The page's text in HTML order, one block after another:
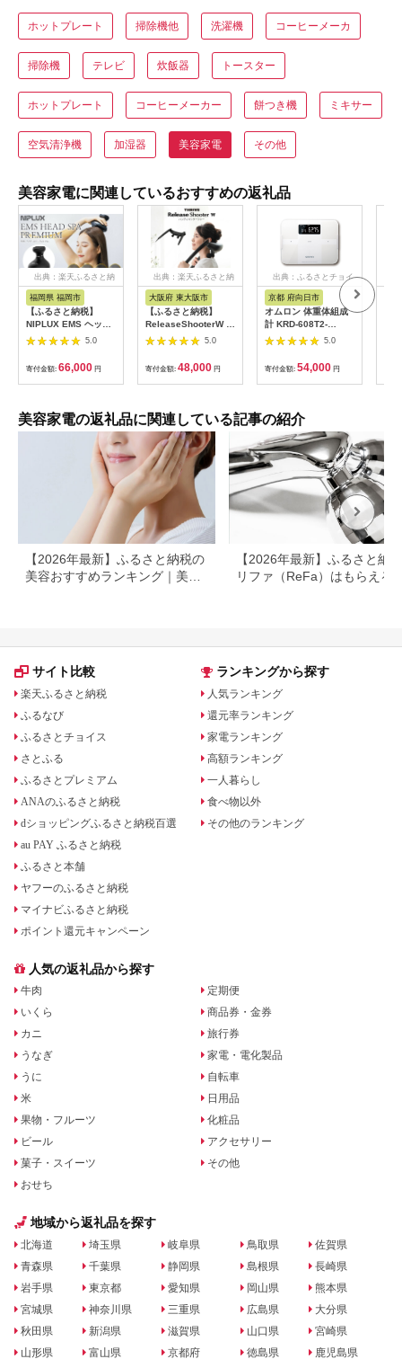
ホットプレート 掃除機他 洗濯機 コーヒーメーカ
掃除機 テレビ 炊飯器 トースター
ホットプレート コーヒーメーカー 餅つき機 ミキサー
空気清浄機 加湿器 美容家電 その他
美容家電に関連しているおすすめの返礼品
出典：楽天ふるさと納
福岡県 福岡市
【ふるさと納税】
NIPLUX EMS ヘッ
ド・フェイシャルケア
PREMIUM NP-
EHSP23BK アタッチ
メント付 頭皮ケア 頭
スパ 美顔器 マッサー
ジ ボディケア リフト
ケア フェイスケア ス
カルプ ボディ 全身 防
水 美容 美容家電 福岡
5.0
寄付金額: 66,000 円
出典：楽天ふるさと納
大阪府 東大阪市
【ふるさと納税】
ReleaseShooterW ハ
ンディマッサージャー
MD-8020 - ダブルヘ
ッドで首、肩、腰をし
っかりマッサージ！簡
単操作と安全機能付き
ー 送料無料
5.0
寄付金額: 48,000 円
出典：ふるさとチョイ
京都 府向日市
オムロン 体重体組成
計 KRD-608T2-
W[№5223-0165]
5.0
寄付金額: 54,000 円
美容家電の返礼品に関連している記事の紹介
【2026年最新】ふるさと納税の
美容おすすめランキング｜美容
【2026年最新】ふるさと納
リファ（ReFa）はもらえる
サイト比較
楽天ふるさと納税
ふるなび
ふるさとチョイス
さとふる
ふるさとプレミアム
ANAのふるさと納税
dショッピングふるさと納税百選
au PAY ふるさと納税
ふるさと本舗
ヤフーのふるさと納税
マイナビふるさと納税
ポイント還元キャンペーン
ランキングから探す
人気ランキング
還元率ランキング
家電ランキング
高額ランキング
一人暮らし
食べ物以外
その他のランキング
人気の返礼品から探す
牛肉
いくら
カニ
うなぎ
うに
米
果物・フルーツ
ビール
菓子・スイーツ
おせち
定期便
商品券・金券
旅行券
家電・電化製品
自転車
日用品
化粧品
アクセサリー
その他
地域から返礼品を探す
北海道
青森県
岩手県
宮城県
秋田県
山形県
埼玉県
千葉県
東京都
神奈川県
新潟県
富山県
岐阜県
静岡県
愛知県
三重県
滋賀県
京都府
鳥取県
島根県
岡山県
広島県
山口県
徳島県
佐賀県
長崎県
熊本県
大分県
宮崎県
鹿児島県